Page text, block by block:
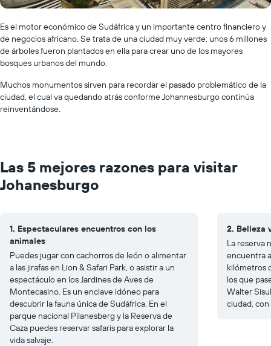
Es el motor económico de Sudáfrica y un importante centro financiero y
de negocios africano. Se trata de una ciudad muy verde: unos 6 millones
de árboles fueron plantados en ella para crear uno de los mayores
bosques urbanos del mundo.
Muchos monumentos sirven para recordar el pasado problemático de la
ciudad, el cual va quedando atrás conforme Johannesburgo continúa
reinventándose.
Las 5 mejores razones para visitar
Johanesburgo
1. Espectaculares encuentros con los
animales
Puedes jugar con cachorros de león o alimentar
a las jirafas en Lion & Safari Park, o asistir a un
espectáculo en los Jardines de Aves de
Montecasino. Es un enclave idóneo para
descubrir la fauna única de Sudáfrica. En el
parque nacional Pilanesberg y la Reserva de
Caza puedes reservar safaris para explorar la
vida salvaje.
2. Belleza
La reserva
encuentra
kilómetros
los que
Walter
ciudad,